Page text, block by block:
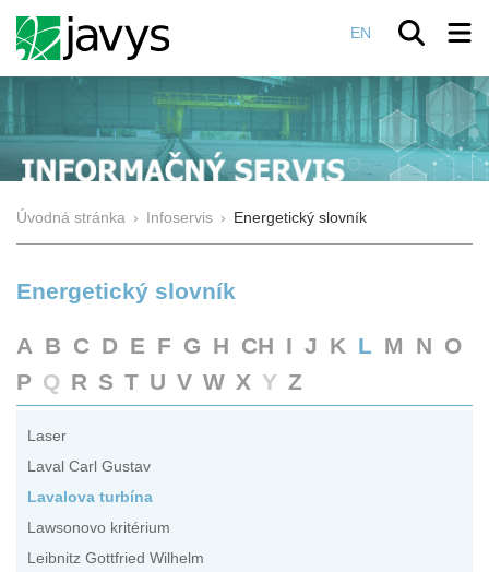
EN
Úvodná stránka › Infoservis › Energetický slovník
Energetický slovník
A B C D E F G H CH I J K L M N O
P Q R S T U V W X Y Z
Laser
Laval Carl Gustav
Lavalova turbína
Lawsonovo kritérium
Leibnitz Gottfried Wilhelm